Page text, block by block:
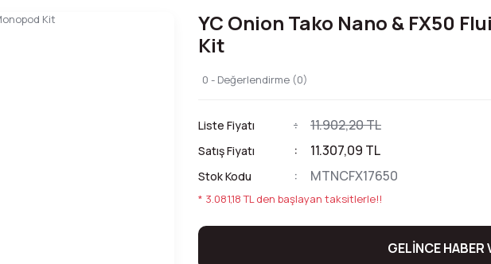
YC Onion Tako Nano & FX50
Kit
0 - Değerlendirme (0)
Liste Fiyatı 11.902,20 TL
Satış Fiyatı 11.307,09 TL
Stok Kodu MTNCFX17650
* 3.081,18 TL den başlayan taksitlerle!!
GELİNCE HABER